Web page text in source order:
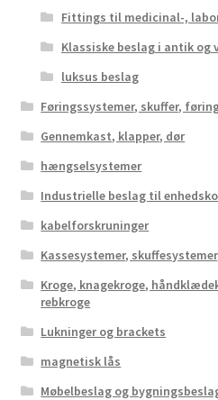
Fittings til medicinal-,
Klassiske beslag i antik og
luksus beslag
Føringssystemer, skuffer,
Gennemkast, klapper, dør
hængselsystemer
Industrielle beslag til
kabelforskruninger
Kassesystemer,
Kroge, knagekroge,
rebkroge
Lukninger og brackets
magnetisk lås
Møbelbeslag og